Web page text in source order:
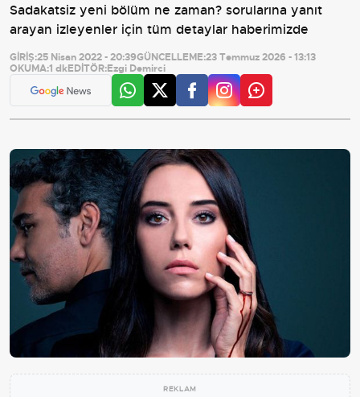
Sadakatsiz yeni bölüm ne zaman? sorularına yanıt
arayan izleyenler için tüm detaylar haberimizde
GİRİŞ:25 Nisan 2022 - 20:39GÜNCELLEME:23 Temmuz 2026 - 13:13
OKUMA:1 dkEDİTÖR:Ezgi Demirci
REKLAM